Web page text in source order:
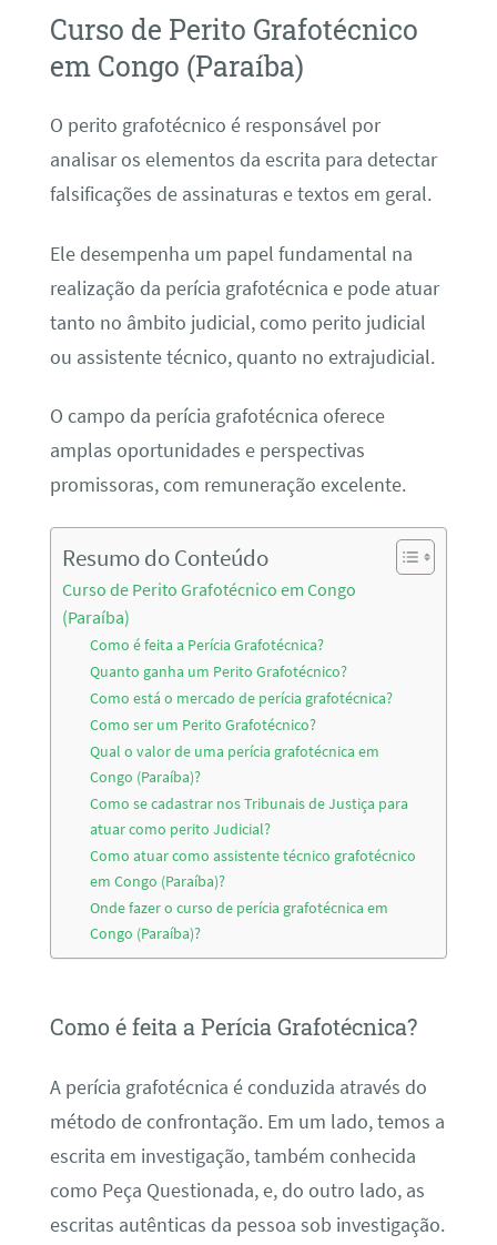
Curso de Perito Grafotécnico
em Congo (Paraíba)
O perito grafotécnico é responsável por
analisar os elementos da escrita para detectar
falsificações de assinaturas e textos em geral.
Ele desempenha um papel fundamental na
realização da perícia grafotécnica e pode atuar
tanto no âmbito judicial, como perito judicial
ou assistente técnico, quanto no extrajudicial.
O campo da perícia grafotécnica oferece
amplas oportunidades e perspectivas
promissoras, com remuneração excelente.
Resumo do Conteúdo
Curso de Perito Grafotécnico em Congo
(Paraíba)
Como é feita a Perícia Grafotécnica?
Quanto ganha um Perito Grafotécnico?
Como está o mercado de perícia grafotécnica?
Como ser um Perito Grafotécnico?
Qual o valor de uma perícia grafotécnica em
Congo (Paraíba)?
Como se cadastrar nos Tribunais de Justiça para
atuar como perito Judicial?
Como atuar como assistente técnico grafotécnico
em Congo (Paraíba)?
Onde fazer o curso de perícia grafotécnica em
Congo (Paraíba)?
Como é feita a Perícia Grafotécnica?
A perícia grafotécnica é conduzida através do
método de confrontação. Em um lado, temos a
escrita em investigação, também conhecida
como Peça Questionada, e, do outro lado, as
escritas autênticas da pessoa sob investigação.